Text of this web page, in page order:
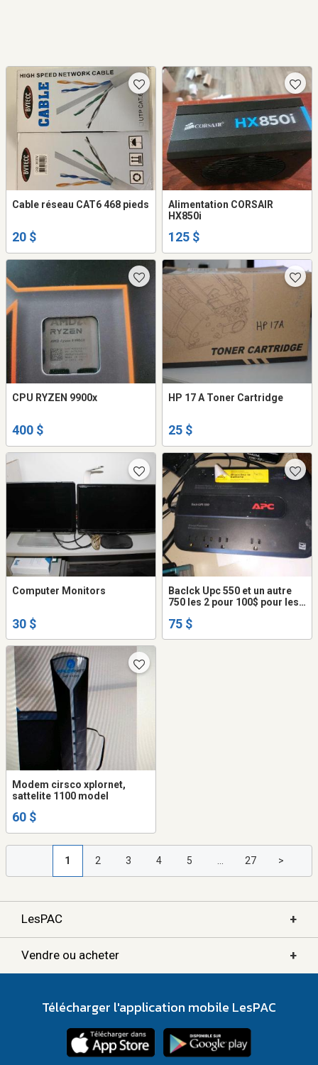
Cable réseau CAT6 468 pieds
20 $
Alimentation CORSAIR
HX850i
125 $
CPU RYZEN 9900x
400 $
HP 17 A Toner Cartridge
25 $
Computer Monitors
30 $
Baclck Upc 550 et un autre
750 les 2 pour 100$ pour les
75 $
Modem cirsco xplornet,
sattelite 1100 model
60 $
1 2 3 4 5 ... 27 >
LesPAC +
Vendre ou acheter +
Télécharger l'application mobile LesPAC